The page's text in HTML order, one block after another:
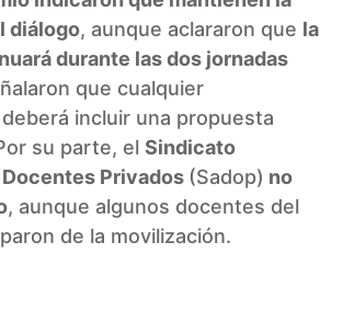
diálogo, aunque aclararon que la
durante las dos jornadas
que cualquier
incluir una propuesta
su parte, el Sindicato
Privados (Sadop) no
, aunque algunos docentes del
de la movilización.